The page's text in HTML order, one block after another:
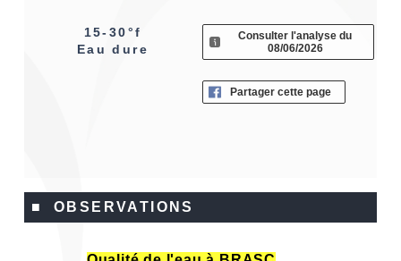
15-30°f
Eau dure
Consulter l'analyse du
08/06/2026
Partager cette page
■ OBSERVATIONS